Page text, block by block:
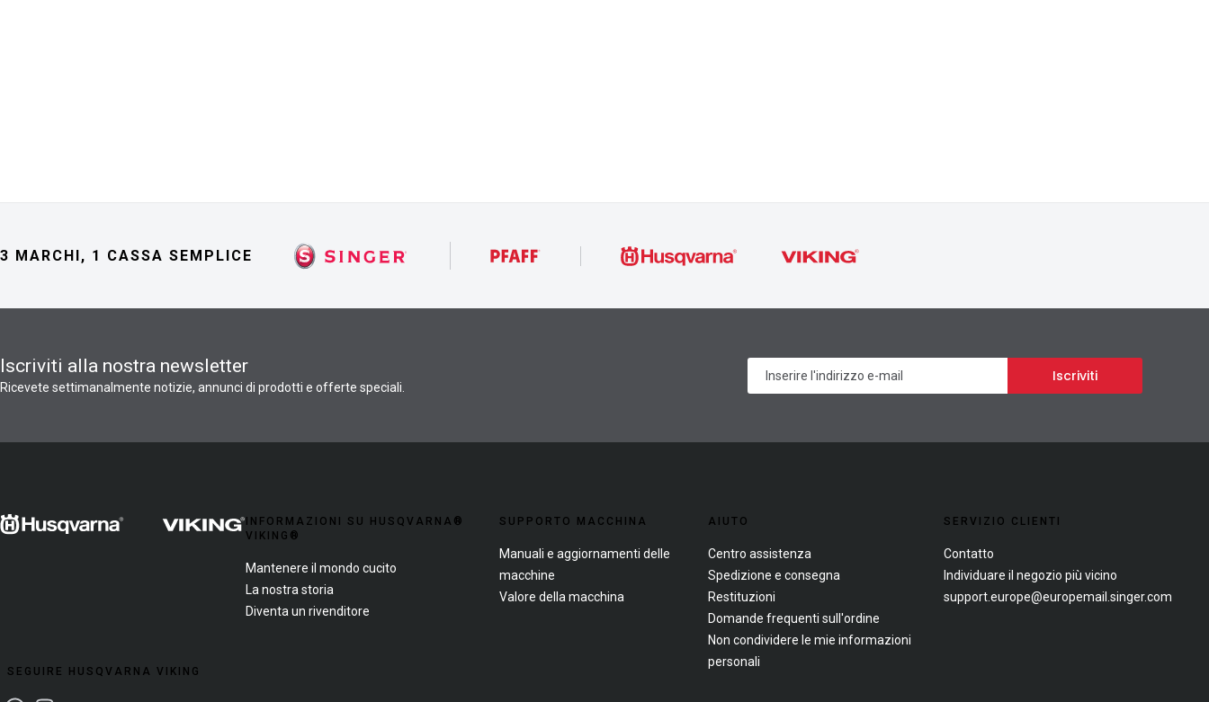
3 MARCHI, 1 CASSA SEMPLICE
Iscriviti alla nostra newsletter
Ricevete settimanalmente notizie, annunci di prodotti e offerte speciali.
Iscriviti
SEGUIRE HUSQVARNA VIKING
INFORMAZIONI SU HUSQVARNA®
VIKING®
Mantenere il mondo cucito
La nostra storia
Diventa un rivenditore
SUPPORTO MACCHINA
Manuali e aggiornamenti delle
macchine
Valore della macchina
AIUTO
Centro assistenza
Spedizione e consegna
Restituzioni
Domande frequenti sull'ordine
Non condividere le mie informazioni
personali
SERVIZIO CLIENTI
Contatto
Individuare il negozio più vicino
support.europe@europemail.singer.com